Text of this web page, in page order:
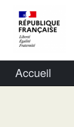
Accueil